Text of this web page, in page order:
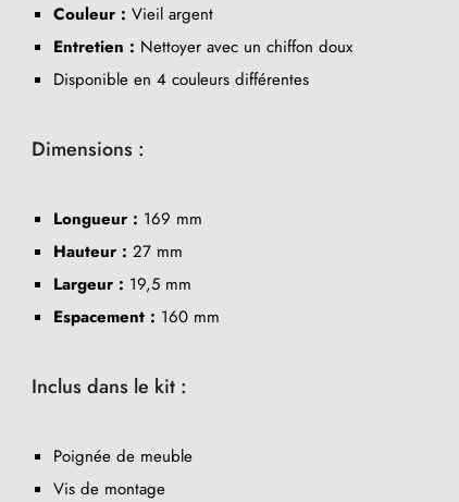
Couleur : Vieil argent
Entretien : Nettoyer avec un chiffon doux
Disponible en 4 couleurs différentes
Dimensions :
Longueur : 169 mm
Hauteur : 27 mm
Largeur : 19,5 mm
Espacement : 160 mm
Inclus dans le kit :
Poignée de meuble
Vis de montage